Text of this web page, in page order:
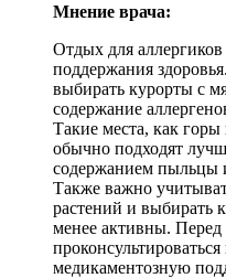
Мнение врача:
Отдых для
поддержания
выбирать курорты с
содержание
Такие места, как
обычно подходят
содержанием пыльцы
Также важно
растений и выбирать
менее активны. Перед
медикаментозную